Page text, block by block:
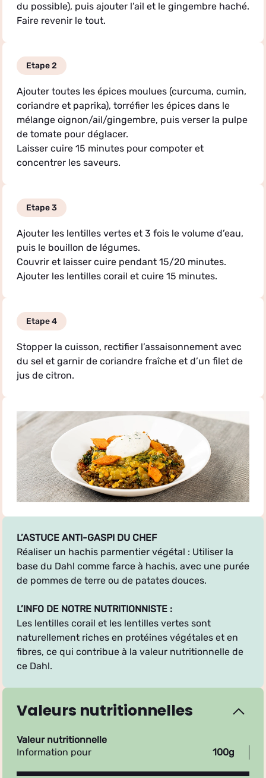
du possible), puis ajouter l’ail et le gingembre haché.
Faire revenir le tout.
Etape 2
Ajouter toutes les épices moulues (curcuma, cumin,
coriandre et paprika), torréfier les épices dans le
mélange oignon/ail/gingembre, puis verser la pulpe
de tomate pour déglacer.
Laisser cuire 15 minutes pour compoter et
concentrer les saveurs.
Etape 3
Ajouter les lentilles vertes et 3 fois le volume d’eau,
puis le bouillon de légumes.
Couvrir et laisser cuire pendant 15/20 minutes.
Ajouter les lentilles corail et cuire 15 minutes.
Etape 4
Stopper la cuisson, rectifier l’assaisonnement avec
du sel et garnir de coriandre fraîche et d’un filet de
jus de citron.
L’ASTUCE ANTI-GASPI DU CHEF
Réaliser un hachis parmentier végétal : Utiliser la
base du Dahl comme farce à hachis, avec une purée
de pommes de terre ou de patates douces.
L’INFO DE NOTRE NUTRITIONNISTE :
Les lentilles corail et les lentilles vertes sont
naturellement riches en protéines végétales et en
fibres, ce qui contribue à la valeur nutritionnelle de
ce Dahl.
Valeurs nutritionnelles
Valeur nutritionnelle
Information pour
100g